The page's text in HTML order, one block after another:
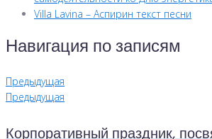
Villa Lavina – Аспирин текст песни
Навигация по записям
Предыдущая
Предыдущая